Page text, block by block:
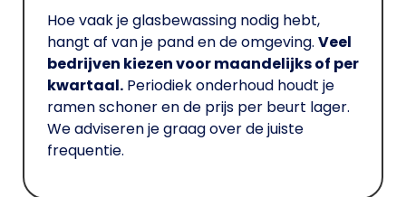
Hoe vaak je glasbewassing nodig hebt,
hangt af van je pand en de omgeving. Veel
bedrijven kiezen voor maandelijks of per
kwartaal. Periodiek onderhoud houdt je
ramen schoner en de prijs per beurt lager.
We adviseren je graag over de juiste
frequentie.